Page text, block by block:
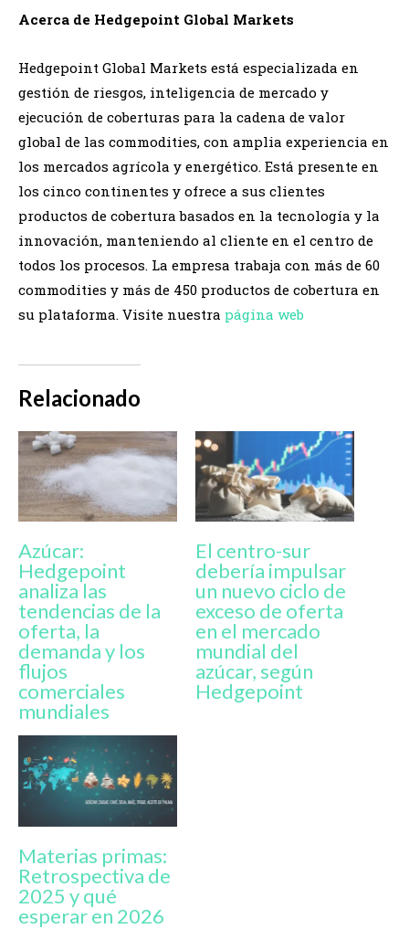
Acerca de Hedgepoint Global Markets
Hedgepoint Global Markets está especializada en
gestión de riesgos, inteligencia de mercado y
ejecución de coberturas para la cadena de valor
global de las commodities, con amplia experiencia en
los mercados agrícola y energético. Está presente en
los cinco continentes y ofrece a sus clientes
productos de cobertura basados en la tecnología y la
innovación, manteniendo al cliente en el centro de
todos los procesos. La empresa trabaja con más de 60
commodities y más de 450 productos de cobertura en
su plataforma. Visite nuestra página web
Relacionado
Azúcar:
Hedgepoint
analiza las
tendencias de la
oferta, la
demanda y los
flujos
comerciales
mundiales
El centro-sur
debería impulsar
un nuevo ciclo de
exceso de oferta
en el mercado
mundial del
azúcar, según
Hedgepoint
Materias primas:
Retrospectiva de
2025 y qué
esperar en 2026